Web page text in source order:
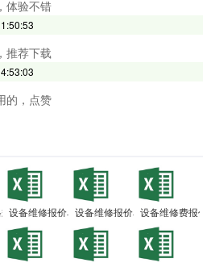
体验不错
推荐下载
的，点赞
范本
设备维修报价单设备维修报价单模板设备维修费报价单